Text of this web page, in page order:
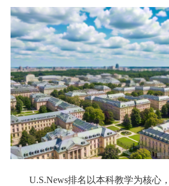
U.S.News排名以本科教学为核心